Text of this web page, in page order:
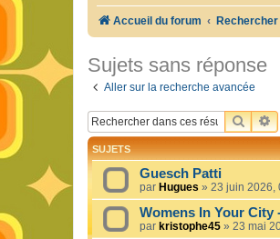
Accueil du forum Rechercher
Sujets sans réponse
Aller sur la recherche avancée
SUJETS
Guesch Patti
par Hugues » 23 juin 2026,
Womens In Your City
par kristophe45 » 23 mai